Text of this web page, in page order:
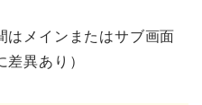
はメインまたはサブ画面
異あり）